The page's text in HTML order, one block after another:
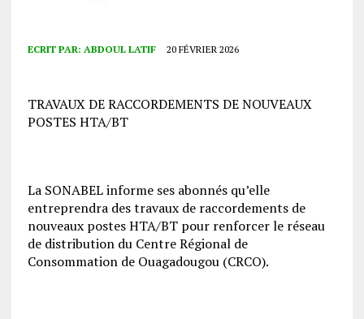
ECRIT PAR: ABDOUL LATIF 20 FÉVRIER 2026
TRAVAUX DE RACCORDEMENTS DE NOUVEAUX
POSTES HTA/BT
La SONABEL informe ses abonnés qu’elle
entreprendra des travaux de raccordements de
nouveaux postes HTA/BT pour renforcer le réseau
de distribution du Centre Régional de
Consommation de Ouagadougou (CRCO).